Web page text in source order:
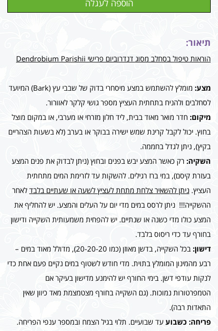
תיאור:
הוראות טיפול בסחלב מסוג דנדרוביום פרישי Dendrobium Parishii
מצע:
מומלץ להשתמש במצע מיסחרי בדוק של שבבי עץ (Bark) המיועד
לסחלבים ולהניח בתחתית העציץ מספר גושי קלקר לאוורור.
מיקום: חדר מואר מאוד בבית, ליד חלון מזרחי או מערבי, או במקום מוצל
בחוץ. יכול לקבל קרינת שמש ישירה בבוקר או בערב (לא בשעות הצהריים
בקיץ), ניתן לגדל בחממה.
השקיה: רק כאשר המצע יבש בפנים ובחוץ (ניתן לבדוק את פנים המצע
בעזרת קיסם), במי ברז רגילים. להשקות עד לזרימת המים מתחתית
העציץ. ניתן להשאיר צלחת מתחת לעציץ לשעה או שעתיים בלבד לאחר
ההשקייה!!! ניתן לרסס במים מדי יום על העלים והמצע. יש להחליף את
המצע כולו מדי כשנה או שנתיים. יש להפחית משמעותית השקייה ודישון
בחורף עד כדי ריסוס בלבד.
דישון:
בכל השקייה, בדשן מאוזן (כמו 20-20-20), מדולל מאוד במים –
רבע מהמינון המומלץ בתוית. מדי חודש לשטוף במים נקיים פעם אחת כדי
לנקות עודפי דשן. בימי החורף יש להימנע מדישון בעיקר אם
הטמפרטורות נמוכות. (גם השקייה בחורף מצטמצמת מאד כיוון שאין
התאדות רבה).
פריחה: כשבוע עד שבועיים. תלוי בגיל הצמח ובמספר ענפי הפריחה.